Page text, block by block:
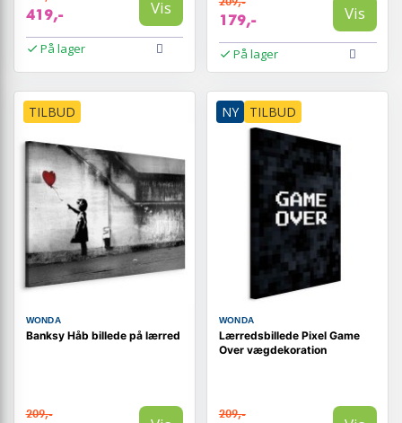
419,- Vis
På lager
179,- Vis
På lager
TILBUD
WONDA
Banksy Håb billede på lærred
209,-
NY TILBUD
WONDA
Lærredsbillede Pixel Game
Over vægdekoration
209,-